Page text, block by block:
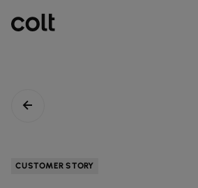
デジタルエコシステムを、安全でインテリジ
実績と成果
COLTのネットワーク​
CUSTOMER STORY